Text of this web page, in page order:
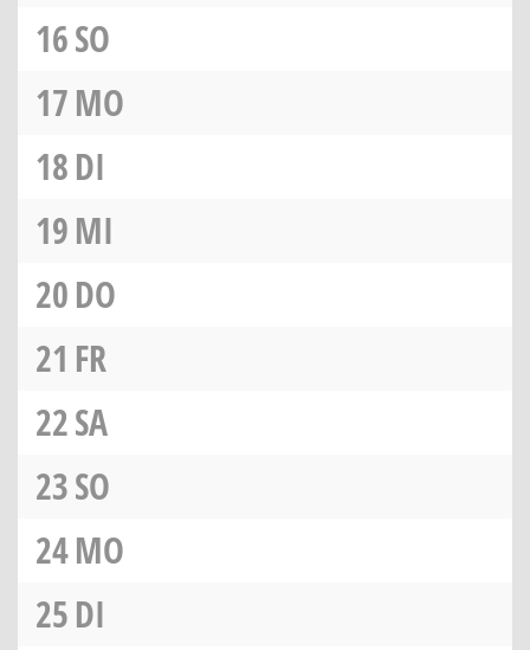
16SO
17MO
18DI
19MI
20DO
21 FR
22SA
23SO
24MO
25DI